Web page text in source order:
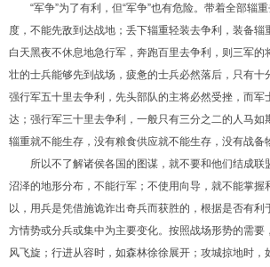
“军争”为了有利，但“军争”也有危险。带着全部辎
度，不能先敌到达战地；丢下辎重轻装去争利，装备辎
白天黑夜不休息地急行军，奔跑百里去争利，则三军的
壮的士兵能够先到战场，疲惫的士兵必然落后，只有十
强行军五十里去争利，先头部队的主将必然受挫，而军
达；强行军三十里去争利，一般只有三分之二的人马如
辎重就不能生存，没有粮食供应就不能生存，没有战备
所以不了解诸侯各国的图谋，就不要和他们结成联
沼泽的地形分布，不能行军；不使用向导，就不能掌握
以，用兵是凭借施诡诈出奇兵而获胜的，根据是否有利
方情势或分兵或集中为主要变化。按照战场形势的需要
风飞旋；行进从容时，如森林徐徐展开；攻城掠地时，